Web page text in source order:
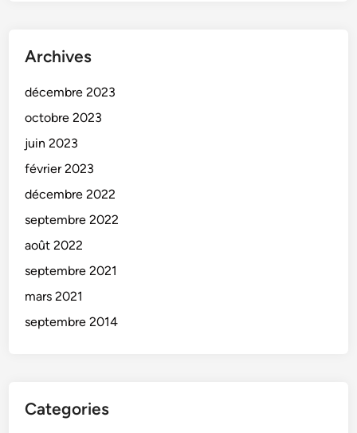
Archives
décembre 2023
octobre 2023
juin 2023
février 2023
décembre 2022
septembre 2022
août 2022
septembre 2021
mars 2021
septembre 2014
Categories